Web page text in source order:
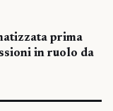
prima
in ruolo da